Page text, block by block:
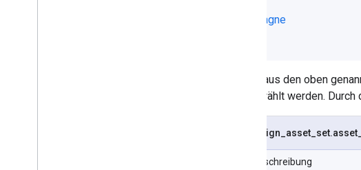
Kampagne
Felder aus den oben
ausgewählt werden.
campaign asset set.asset
Feldbeschreibung